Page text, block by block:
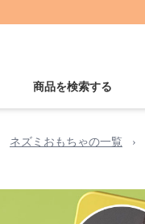
商品を検索する
ネズミおもちゃの一覧 ›